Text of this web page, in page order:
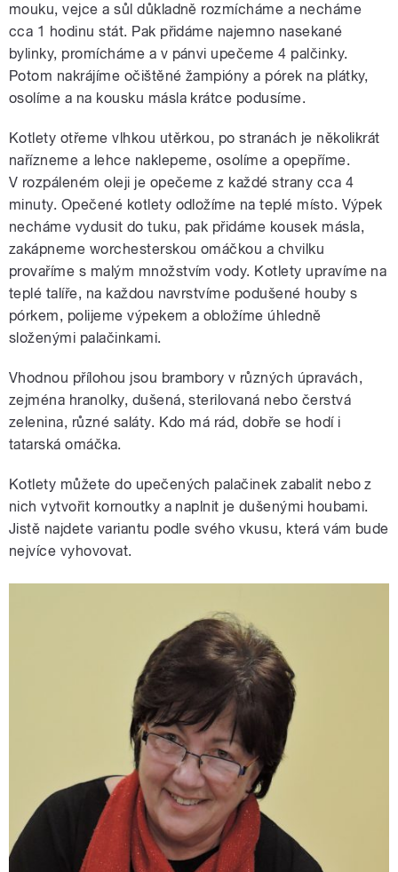
mouku, vejce a sůl důkladně rozmícháme a necháme
cca 1 hodinu stát. Pak přidáme najemno nasekané
bylinky, promícháme a v pánvi upečeme 4 palčinky.
Potom nakrájíme očištěné žampióny a pórek na plátky,
osolíme a na kousku másla krátce podusíme.
Kotlety otřeme vlhkou utěrkou, po stranách je několikrát
nařízneme a lehce naklepeme, osolíme a opepříme.
V rozpáleném oleji je opečeme z každé strany cca 4
minuty. Opečené kotlety odložíme na teplé místo. Výpek
necháme vydusit do tuku, pak přidáme kousek másla,
zakápneme worchesterskou omáčkou a chvilku
provaříme s malým množstvím vody. Kotlety upravíme na
teplé talíře, na každou navrstvíme podušené houby s
pórkem, polijeme výpekem a obložíme úhledně
složenými palačinkami.
Vhodnou přílohou jsou brambory v různých úpravách,
zejména hranolky, dušená, sterilovaná nebo čerstvá
zelenina, různé saláty. Kdo má rád, dobře se hodí i
tatarská omáčka.
Kotlety můžete do upečených palačinek zabalit nebo z
nich vytvořit kornoutky a naplnit je dušenými houbami.
Jistě najdete variantu podle svého vkusu, která vám bude
nejvíce vyhovovat.